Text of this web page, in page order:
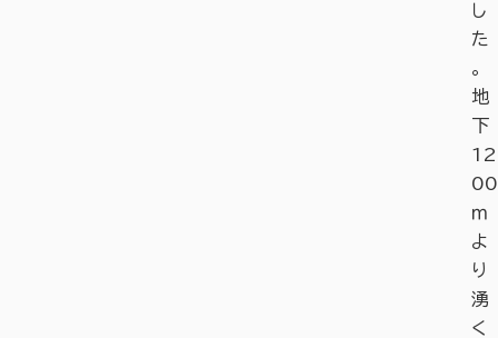
し
た
。
地
下
12
00
ｍ
よ
り
湧
く